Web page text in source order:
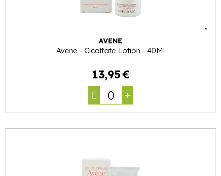
AVENE
Avene - Cicalfate Lotion - 40Ml
13,95€
0